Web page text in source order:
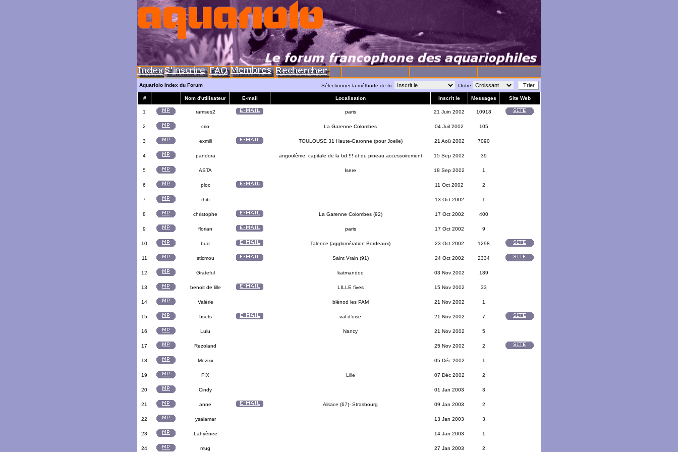
Aquariolo Index du Forum Sélectionner la méthode de tri: Ordre
# Nom d'utilisateur E-mail Localisation Inscrit le Messages Site Web
1 ramses2 paris 21 Juin 2002 10918
2 crio La Garenne Colombes 04 Juil 2002 105
3 exmili TOULOUSE 31 Haute-Garonne (pour Joelle) 21 Aoû 2002 7090
4 pandora angoulême, capitale de la bd !!! et du pineau accessoirement 15 Sep 2002 39
5 ASTA Isere 18 Sep 2002 1
6 ploc 11 Oct 2002 2
7 thib 13 Oct 2002 1
8 christophe La Garenne Colombes (92) 17 Oct 2002 400
9 florian paris 17 Oct 2002 9
10 bud Talence (agglomération Bordeaux) 23 Oct 2002 1298
11 sticmou Saint Vrain (91) 24 Oct 2002 2334
12 Grateful katmandoo 03 Nov 2002 189
13 benoit de lille LILLE fives 15 Nov 2002 33
14 Valérie blénod les PAM 21 Nov 2002 1
15 5sets val d'oise 21 Nov 2002 7
16 Lulu Nancy 21 Nov 2002 5
17 Rezoland 25 Nov 2002 2
18 Mezixx 05 Déc 2002 1
19 FIX Lille 07 Déc 2002 2
20 Cindy 01 Jan 2003 3
21 anne Alsace (67)- Strasbourg 09 Jan 2003 2
22 ysalamar 13 Jan 2003 3
23 Lahyènee 14 Jan 2003 1
24 mug 27 Jan 2003 2